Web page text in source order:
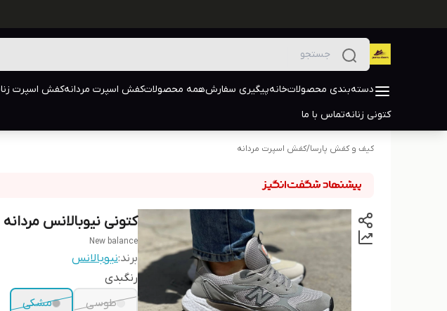
دسته‌بندی محصولاتخانهپیگیری سفارشهمه محصولاتکفش اسپرت مردانهکفش اسپرت
کتونی زنانهتماس با ما
کیف و کفش پارسا/کفش اسپرت مردانه
کتونی نیوبالانس مردانه
New balance
برند:نیوبالانس
رنگبدی
طوسی
مشکی